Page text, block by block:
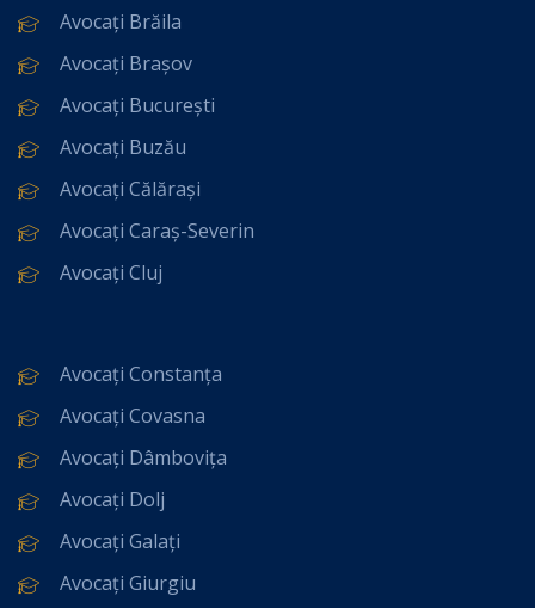
Avocați Brăila
Avocați Brașov
Avocați București
Avocați Buzău
Avocați Călărași
Avocați Caraș-Severin
Avocați Cluj
Avocați Constanța
Avocați Covasna
Avocați Dâmbovița
Avocați Dolj
Avocați Galați
Avocați Giurgiu